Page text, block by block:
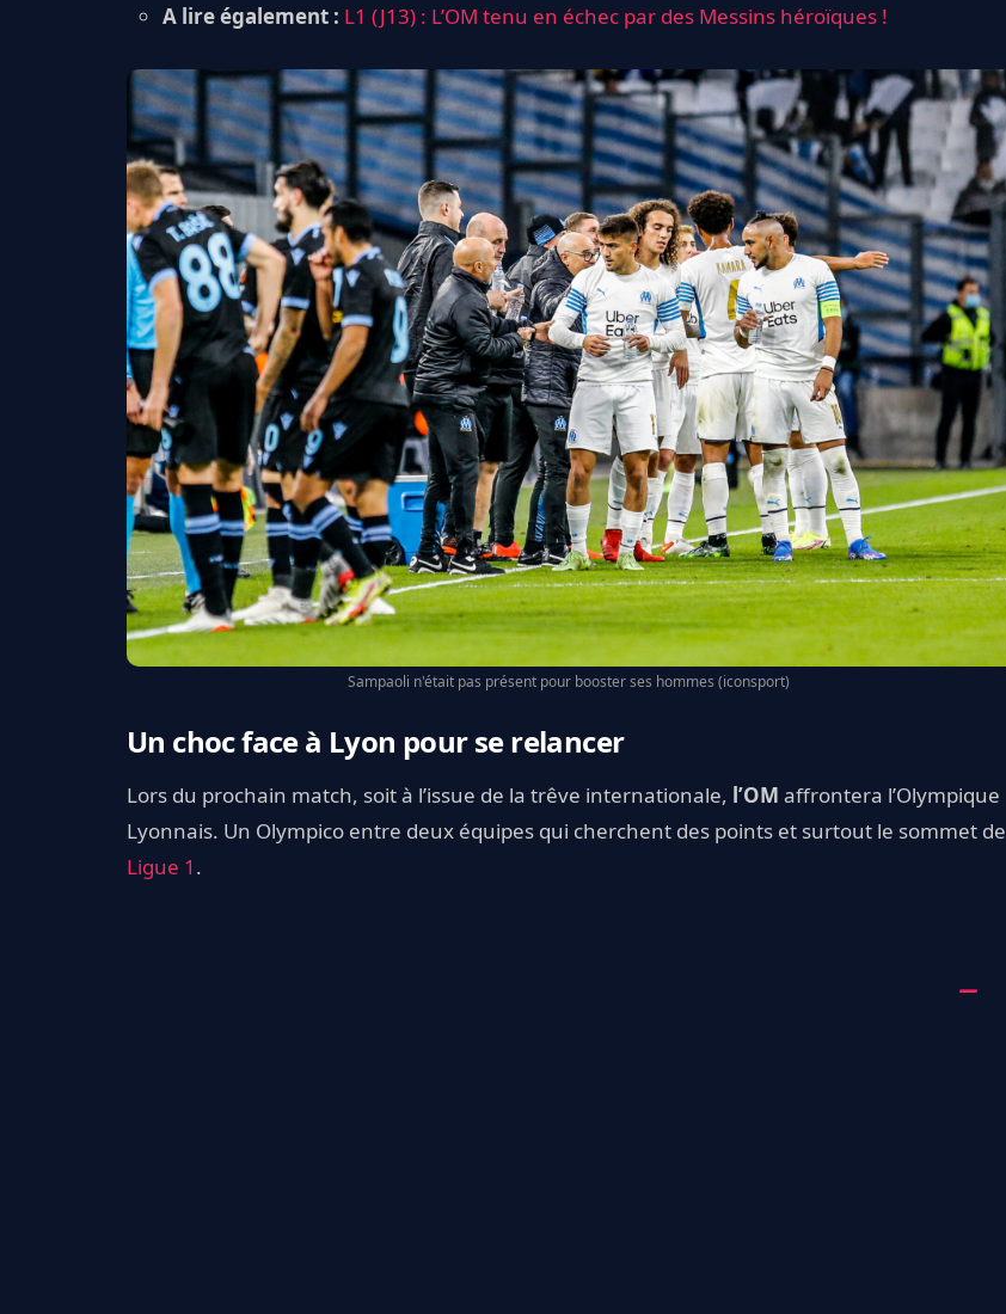
A lire également : L1 (J13) : L’OM tenu en échec par des Messins héroïques !
Sampaoli n'était pas présent pour booster ses hommes (iconsport)
Un choc face à Lyon pour se relancer
Lors du prochain match, soit à l’issue de la trêve internationale, l’OM affrontera l’Olympique
Lyonnais. Un Olympico entre deux équipes qui cherchent des points et surtout le sommet de
Ligue 1 .